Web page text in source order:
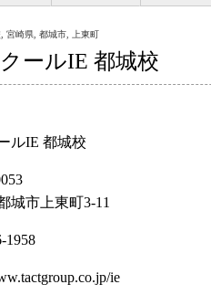
宮崎県, 都城市, 上東町
ールIE 都城校
ルIE 都城校
上東町3-11
ie